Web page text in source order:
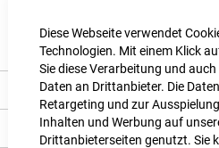
Diese Webseite verwendet
Technologien. Mit einem Klick
Sie diese Verarbeitung und
Daten an Drittanbieter. Die
Retargeting und zur
Inhalten und Werbung auf
Drittanbieterseiten genutzt. Sie
Beschreibung
Produkt Details